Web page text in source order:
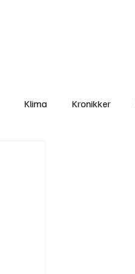
Klima Kronikker